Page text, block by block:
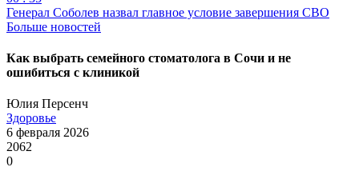
Генерал Соболев назвал главное условие завершения СВО
Больше новостей
Как выбрать семейного стоматолога в Сочи и не
ошибиться с клиникой
Юлия Персенч
Здоровье
6 февраля 2026
2062
0